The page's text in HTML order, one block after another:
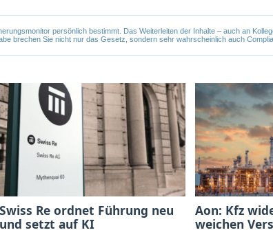
persönlich bestimmt. Das Weiterleiten der Inhalte – auch an
brechen Sie nicht nur das Gesetz, sondern sehr wahrscheinlich auch
Swiss Re ordnet Führung neu
und setzt auf KI
Aon: Kfz
weichen